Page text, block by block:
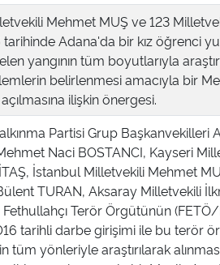
Mehmet MUŞ ve 123
tarihinde Adana'da bir kız öğrenci
yangının tüm boyutlarıyla
belirlenmesi amacıyla bir
ilişkin önergesi.
Partisi Grup Başkanvekilleri
Naci BOSTANCI, Kayseri
İstanbul Milletvekili Mehmet
TURAN, Aksaray Milletvekili
Terör Örgütünün (FETÖ/
tarihli darbe girişimi ile bu terör
tüm yönleriyle araştırılarak